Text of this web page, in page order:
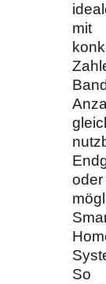
mit
oder
So